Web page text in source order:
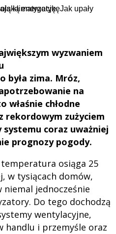
wyzwaniem
była zima. Mróz,
na
właśnie chłodne
rekordowym zużyciem
coraz uważniej
prognozy pogody.
osiąga 25
w tysiącach domów,
jednocześnie
Do tego dochodzą
wentylacyjne,
handlu i przemyśle oraz